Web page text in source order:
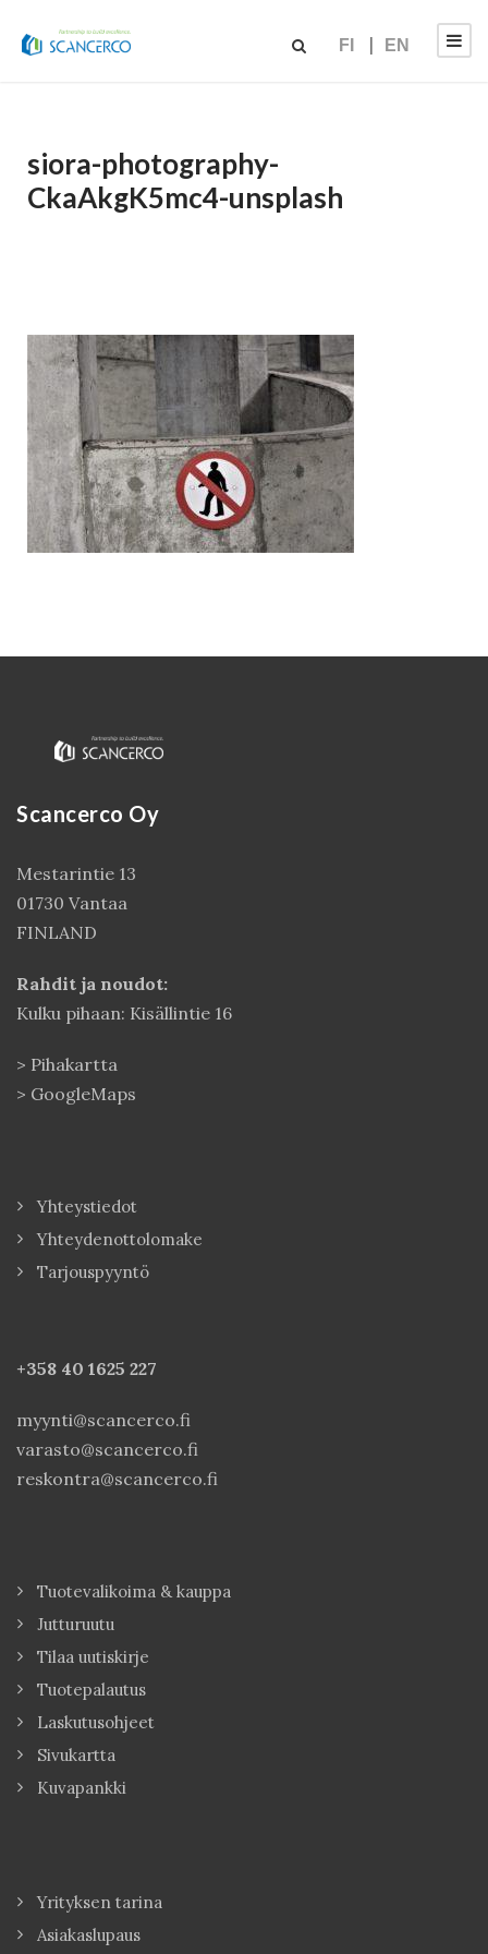
FI EN
siora-photography-
CkaAkgK5mc4-unsplash
Scancerco Oy
Mestarintie 13
01730 Vantaa
FINLAND
Rahdit ja noudot:
Kulku pihaan: Kisällintie 16
> Pihakartta
> GoogleMaps
Yhteystiedot
Yhteydenottolomake
Tarjouspyyntö
+358 40 1625 227
myynti@scancerco.fi
varasto@scancerco.fi
reskontra@scancerco.fi
Tuotevalikoima & kauppa
Jutturuutu
Tilaa uutiskirje
Tuotepalautus
Laskutusohjeet
Sivukartta
Kuvapankki
Yrityksen tarina
Asiakaslupaus